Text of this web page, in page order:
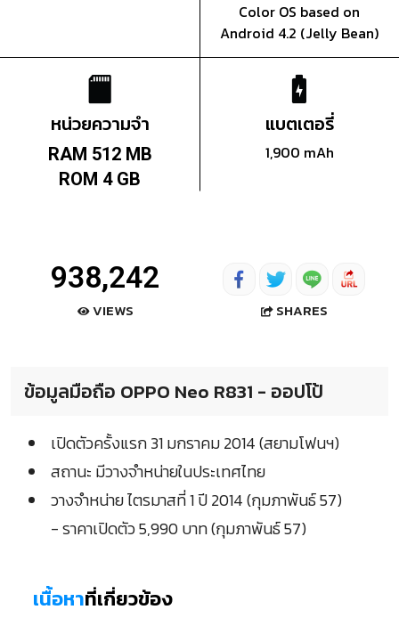
Color OS based on
Android 4.2 (Jelly Bean)
หน่วยความจำ
RAM 512 MB
ROM 4 GB
แบตเตอรี่
1,900 mAh
938,242
VIEWS SHARES
ข้อมูลมือถือ OPPO Neo R831 - ออปโป้
เปิดตัวครั้งแรก 31 มกราคม 2014 (สยามโฟนฯ)
สถานะ มีวางจำหน่ายในประเทศไทย
วางจำหน่าย ไตรมาสที่ 1 ปี 2014 (กุมภาพันธ์ 57)
- ราคาเปิดตัว 5,990 บาท (กุมภาพันธ์ 57)
เนื้อหาที่เกี่ยวข้อง